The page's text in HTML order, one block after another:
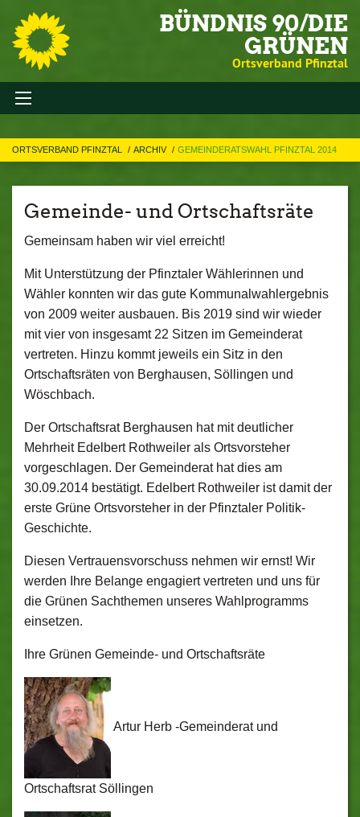
BÜNDNIS 90/DIE
GRÜNEN
Ortsverband Pfinztal
ORTSVERBAND PFINZTAL ARCHIV GEMEINDERATSWAHL PFINZTAL 2014
Gemeinde- und Ortschaftsräte
Gemeinsam haben wir viel erreicht!
Mit Unterstützung der Pfinztaler Wählerinnen und
Wähler konnten wir das gute Kommunalwahlergebnis
von 2009 weiter ausbauen. Bis 2019 sind wir wieder
mit vier von insgesamt 22 Sitzen im Gemeinderat
vertreten. Hinzu kommt jeweils ein Sitz in den
Ortschaftsräten von Berghausen, Söllingen und
Wöschbach.
Der Ortschaftsrat Berghausen hat mit deutlicher
Mehrheit Edelbert Rothweiler als Ortsvorsteher
vorgeschlagen. Der Gemeinderat hat dies am
30.09.2014 bestätigt. Edelbert Rothweiler ist damit der
erste Grüne Ortsvorsteher in der Pfinztaler Politik-
Geschichte.
Diesen Vertrauensvorschuss nehmen wir ernst! Wir
werden Ihre Belange engagiert vertreten und uns für
die Grünen Sachthemen unseres Wahlprogramms
einsetzen.
Ihre Grünen Gemeinde- und Ortschaftsräte
Artur Herb -Gemeinderat und
Ortschaftsrat Söllingen